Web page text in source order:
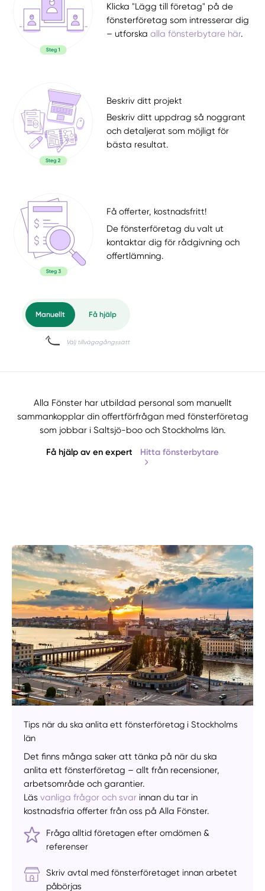
Klicka "Lägg till företag" på de
fönsterföretag som intresserar dig
– utforskaalla fönsterbytare här.
Beskriv ditt projekt
Beskriv ditt uppdrag så noggrant
och detaljerat som möjligt för
bästa resultat.
Få offerter, kostnadsfritt!
De fönsterföretag du valt ut
kontaktar dig för rådgivning och
offertlämning.
Manuellt Få hjälp
Välj tillvägagångssätt
Alla Fönster har utbildad personal som manuellt
sammankopplar din offertförfrågan med fönsterföretag
som jobbar i Saltsjö-boo och Stockholms län.
Få hjälp av en expert Hitta fönsterbytare
Tips när du ska anlita ett fönsterföretag i Stockholms
län
Det finns många saker att tänka på när du ska
anlita ett fönsterföretag – allt från recensioner,
arbetsområde och garantier.
Läsvanliga frågor och svar innan du tar in
kostnadsfria offerter från oss på Alla Fönster.
Fråga alltid företagen efter omdömen &
referenser
Skriv avtal med fönsterföretaget innan arbetet
påbörjas